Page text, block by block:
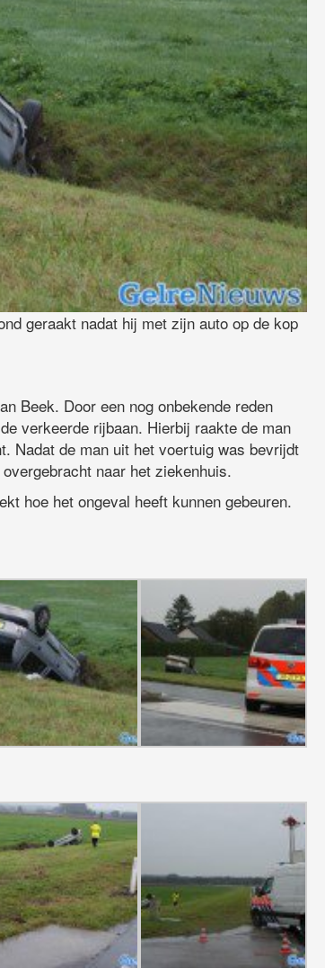
geraakt nadat hij met zijn auto op de kop
Beek. Door een nog onbekende reden
verkeerde rijbaan. Hierbij raakte de man
Nadat de man uit het voertuig was bevrijdt
naar het ziekenhuis.
hoe het ongeval heeft kunnen gebeuren.